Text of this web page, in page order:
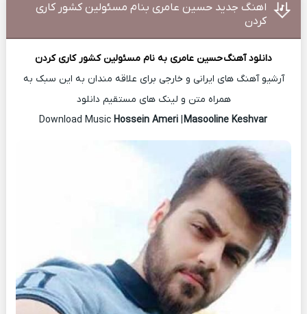
اهنگ جدید حسین عامری بنام مسئولین کشور کاری
کردن
دانلود آهنگحسین عامری به نام مسئولین کشور کاری کردن
آرشیو آهنگ های ایرانی و خارجی برای علاقه مندان به این سبک به
همراه متن و لینک های مستقیم دانلود
Hossein Ameri |Masooline Keshvar